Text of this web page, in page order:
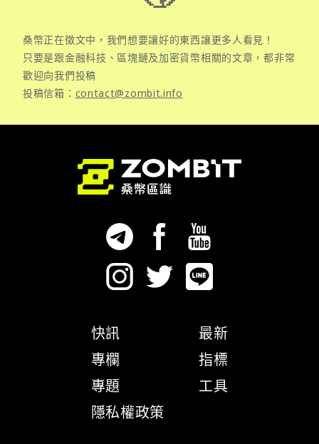
桑幣正在徵文中，我們想要讓好的東西讓更多人看見！
只要是跟金融科技、區塊鏈及加密貨幣相關的文章，都非常
歡迎向我們投稿
投稿信箱： contact@zombit.info
快訊
專欄
專題
隱私權政策
最新
指標
工具